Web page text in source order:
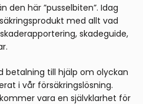
den här ”pusselbiten”. Idag
med allt vad
skadeguide,
betalning till hjälp om olyckan
i vår försäkringslösning.
vara en självklarhet för